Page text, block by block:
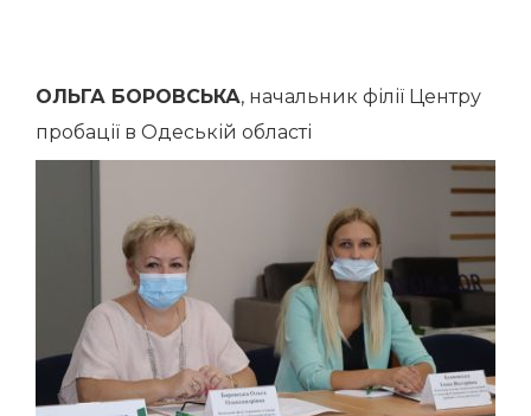
ОЛЬГА БОРОВСЬКА, начальник філії Центру
пробації в Одеській області